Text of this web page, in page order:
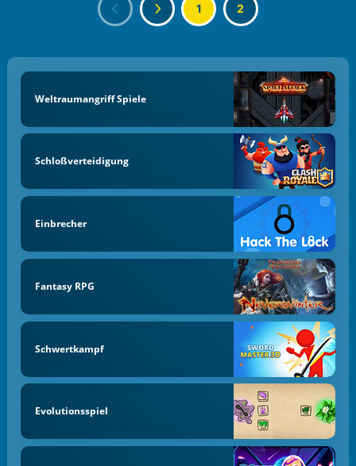
1 2
Weltraumangriff Spiele
Schloßverteidigung
Einbrecher
Fantasy RPG
Schwertkampf
Evolutionsspiel